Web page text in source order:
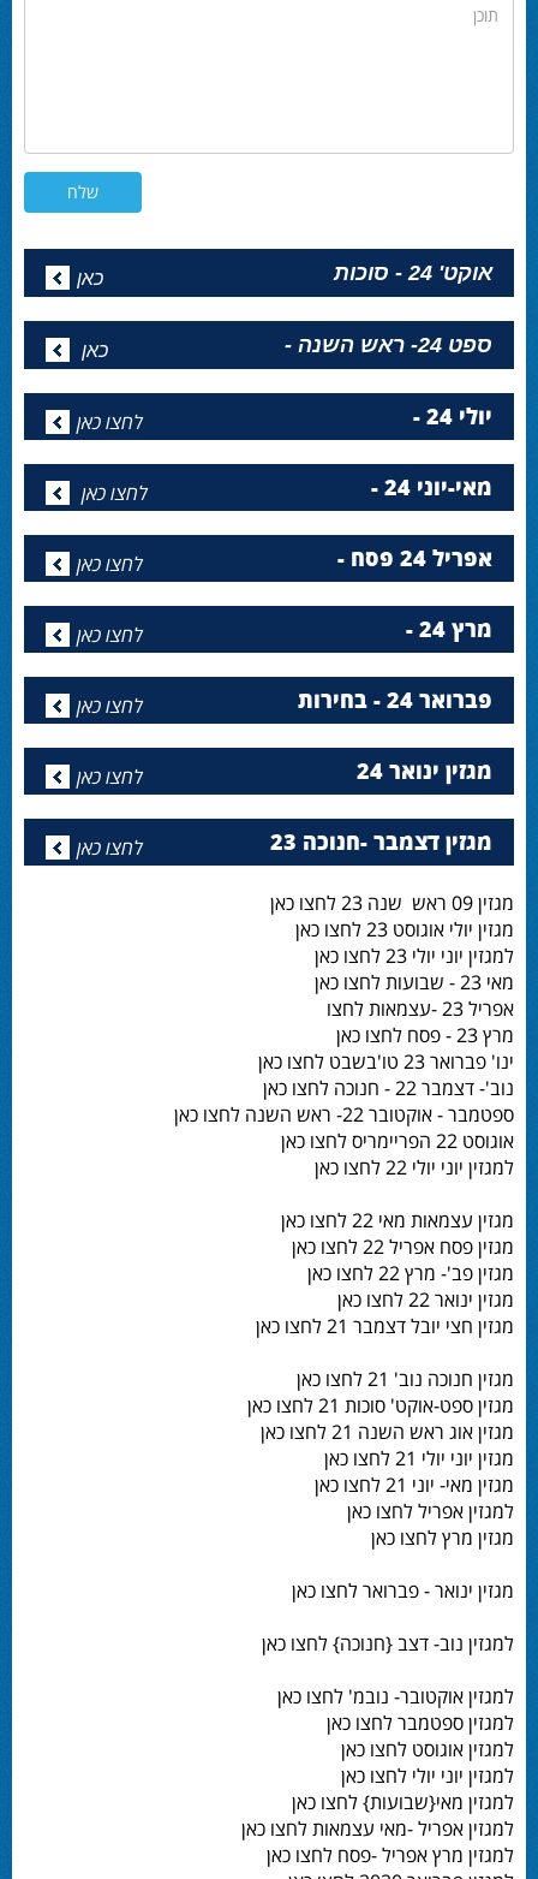
תוכן
אוקט' 24 - סוכות כאן
ספט 24- ראש השנה - כאן
יולי 24 - לחצו כאן
מאי-יוני 24 - לחצו כאן
אפריל 24 פסח - לחצו כאן
מרץ 24 - לחצו כאן
פברואר 24 - בחירות לחצו כאן
מגזין ינואר 24 לחצו כאן
מגזין דצמבר -חנוכה 23 לחצו כאן
מגזין 09 ראש שנה 23 לחצו כאן
מגזין יולי אוגוסט 23 לחצו כאן
למגזין יוני יולי 23 לחצו כאן
מאי 23 - שבועות לחצו כאן
אפריל 23 -עצמאות לחצו
מרץ 23 - פסח לחצו כאן
ינו' פברואר 23 טו'בשבט לחצו כאן
נוב'- דצמבר 22 - חנוכה לחצו כאן
ספטמבר - אוקטובר 22- ראש השנה לחצו כאן
אוגוסט 22 הפריימריס לחצו כאן
למגזין יוני יולי 22 לחצו כאן
מגזין עצמאות מאי 22 לחצו כאן
מגזין פסח אפריל 22 לחצו כאן
מגזין פב'- מרץ 22 לחצו כאן
מגזין ינואר 22 לחצו כאן
מגזין חצי יובל דצמבר 21 לחצו כאן
מגזין חנוכה נוב' 21 לחצו כאן
מגזין ספט-אוקט' סוכות 21 לחצו כאן
מגזין אוג ראש השנה 21 לחצו כאן
מגזין יוני יולי 21 לחצו כאן
מגזין מאי- יוני 21 לחצו כאן
למגזין אפריל לחצו כאן
מגזין מרץ לחצו כאן
מגזין ינואר - פברואר לחצו כאן
למגזין נוב- דצב {חנוכה} לחצו כאן
למגזין אוקטובר- נובמ' לחצו כאן
למגזין ספטמבר לחצו כאן
למגזין אוגוסט לחצו כאן
למגזין יוני יולי לחצו כאן
למגזין מאי{שבועות} לחצו כאן
למגזין אפריל -מאי עצמאות לחצו כאן
למגזין מרץ אפריל -פסח לחצו כאן